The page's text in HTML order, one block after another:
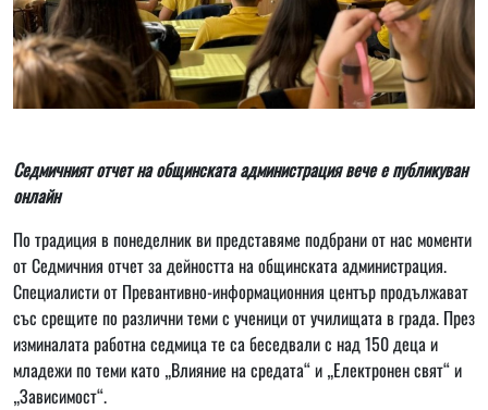
Седмичният отчет на общинската администрация вече е публикуван
онлайн
По традиция в понеделник ви представяме подбрани от нас моменти
от Седмичния отчет за дейността на общинската администрация.
Специалисти от Превантивно-информационния център продължават
със срещите по различни теми с ученици от училищата в града. През
изминалата работна седмица те са беседвали с над 150 деца и
младежи по теми като „Влияние на средата“ и „Електронен свят“ и
„Зависимост“.